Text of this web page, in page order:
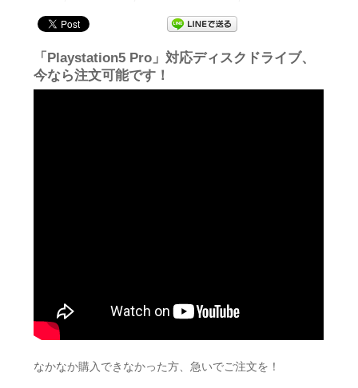
「Playstation5 Pro」対応ディスクドライブ、
今なら注文可能です！
なかなか購入できなかった方、急いでご注文を！